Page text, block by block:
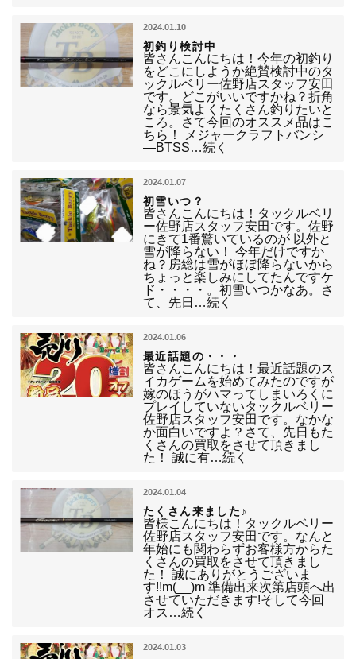
2024.01.10
初釣り検討中
皆さんこんにちは！今年の初釣り
をどこにしようか絶賛検討中のタ
ックルベリー佐野店スタッフ安田
です。どこがいいですかね？折角
なら景気よくたくさん釣りたいと
ころ。さて今回のオススメ品はこ
ちら！ メジャークラフトバンシ
―BTSS…続く
2024.01.07
初雪いつ？
皆さんこんにちは！タックルベリ
ー佐野店スタッフ安田です。佐野
にきて1番驚いているのが 以外と
雪が降らない！ 今年だけですか
ね？房総は雪がほぼ降らないから
ちょっと楽しみにしてたんですケ
ド・・・・。初雪いつかなあ。さ
て、先日…続く
2024.01.06
最近話題の・・・
皆さんこんにちは！最近話題のス
イカゲームを始めてみたのですが
嫁のほうがハマってしまいろくに
プレイしていないタックルベリー
佐野店スタッフ安田です。なかな
か面白いですよ？さて、先日もた
くさんの買取をさせて頂きまし
た！ 誠に有…続く
2024.01.04
たくさん来ました♪
皆様こんにちは！タックルベリー
佐野店スタッフ安田です。なんと
年始にも関わらずお客様方からた
くさんの買取をさせて頂きまし
た！ 誠にありがとうございま
す!!m(__)m 準備出来次第店頭へ出
させていただきます!そして今回
オス…続く
2024.01.03